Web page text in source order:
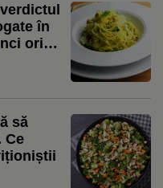
în
ori
să
Ce